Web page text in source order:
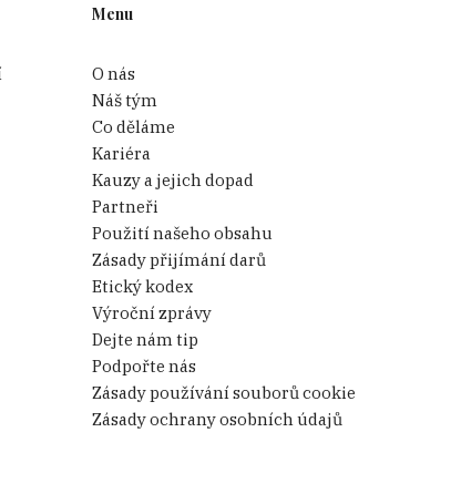
Menu
O nás
Náš tým
Co děláme
Kariéra
Kauzy a jejich dopad
Partneři
Použití našeho obsahu
Zásady přijímání darů
Etický kodex
Výroční zprávy
Dejte nám tip
Podpořte nás
Zásady používání souborů cookie
Zásady ochrany osobních údajů